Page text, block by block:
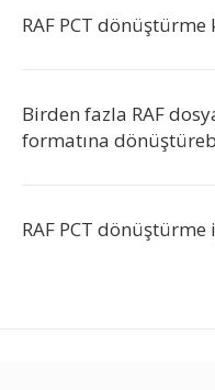
RAF PCT
Birden fazla RAF
formatına
RAF PCT